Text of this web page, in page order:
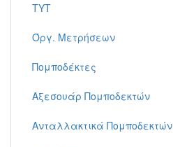
TYT
Όργ. Μετρήσεων
Πομποδέκτες
Αξεσουάρ Πομποδεκτών
Ανταλλακτικά Πομποδεκτών